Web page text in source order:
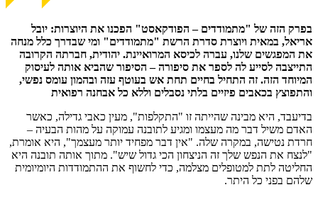
בפרק הזה של "מתמודדים – הפודקאסט" הפכנו את היוצרות: יובל
אריאל, במאית ויוצרת סדרת הרשת "מתמודדים" ומי שבדרך כלל מנחה
את המפגשים שלנו, עברה לכיסא המרואיינת. יהודית, חברתה הקרובה
התייצבה לסייע לה לספר את סיפורה – הסיפור שהביא אותה לעיסוק
המיוחד הזה. זה התחיל בחיים תחת אש בעוטף עזה ובהמון עומס נפשי,
והתפוצץ בכאבים פיזיים בלתי נסבלים וללא כל אבחנה רפואית
בדיעבד, היא מבינה שהייתה זו "התקלפות", מעין כאבי גדילה, כאשר
האדם משיל דבר מה מעצמו ומגיע לתובנה עמוקה על מהות הבעיה –
חרדת נטישה, במקרה שלה. "אין דבר מפחיד יותר מעצמך", היא אומרת,
"לנצח את הנפש שלך זה הניצחון הכי גדול שיש". מתוך אותה תובנה היא
החליטה לתת למטופלים מצלמה, כדי לחשוף את ההתמודדות היומיומית
שלהם בפני כל היתר.